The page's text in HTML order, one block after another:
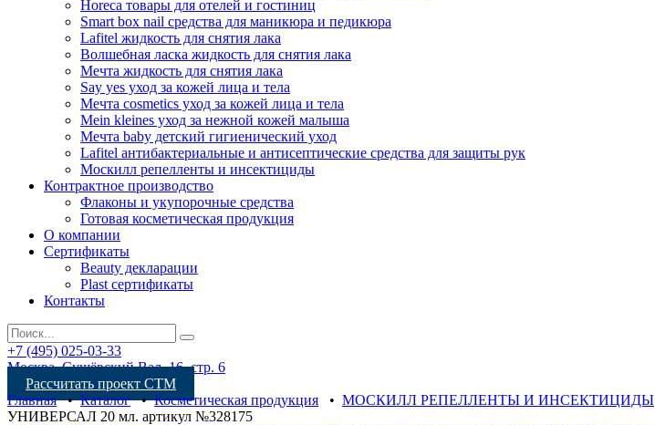
Horeca товары для отелей и гостиниц
Smart box nail средства для маникюра и педикюра
Lafitel жидкость для снятия лака
Волшебная ласка жидкость для снятия лака
Мечта жидкость для снятия лака
Say yes уход за кожей лица и тела
Мечта cosmetics уход за кожей лица и тела
Mein kleines уход за нежной кожей малыша
Мечта baby детский гигиенический уход
Lafitel антибактериальные и антисептические средства для защиты рук
Москилл репелленты и инсектициды
Контрактное производство
Флаконы и укупорочные средства
Готовая косметическая продукция
О компании
Сертификаты
Beauty декларации
Plast сертификаты
Контакты
+7 (495) 025-03-33
Москва, Сущёвский Вал, 16, стр. 6
Рассчитать проект СТМ
Главная•Каталог•Косметическая продукция • МОСКИЛЛ РЕПЕЛЛЕНТЫ И ИНСЕКТИЦИДЫ
УНИВЕРСАЛ 20 мл. артикул №328175